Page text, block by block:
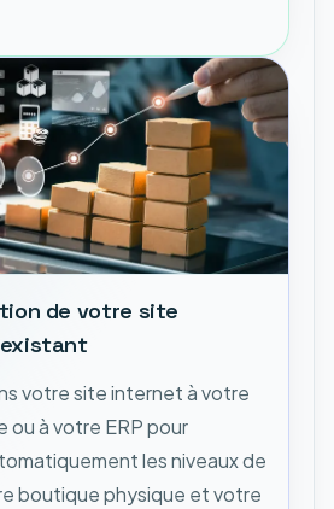
de votre site
votre site internet à votre
ou à votre ERP pour
les niveaux de
boutique physique et votre